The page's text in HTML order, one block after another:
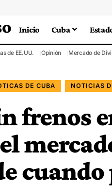
Inicio Cuba
de EE.UU. Opinión Mercado de
DE CUBA NOTICIAS
frenos
el